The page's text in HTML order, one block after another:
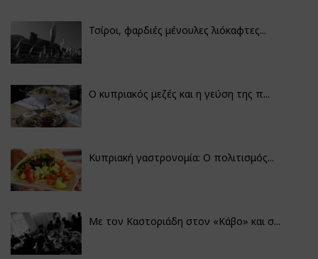
Τσίροι, φαρδιές μένουλες λιόκαφτες...
Ο κυπριακός μεζές και η γεύση της π...
Κυπριακή γαστρονομία: Ο πολιτισμός...
Με τον Καστοριάδη στον «Κάβο» και σ...